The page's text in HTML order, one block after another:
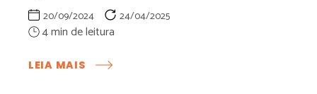
20/09/2024 24/04/2025
LEIA MAIS
MUDANÇAS